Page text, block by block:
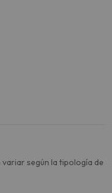
según la tipología de